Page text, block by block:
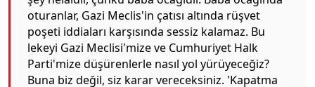
oturanlar, Gazi Meclis'in çatısı altında rüşvet
poşeti iddiaları karşısında sessiz kalamaz. Bu
lekeyi Gazi Meclisi'mize ve Cumhuriyet Halk
Parti'mize düşürenlerle nasıl yol yürüyeceğiz?
Buna biz değil, siz karar vereceksiniz. 'Kapatma